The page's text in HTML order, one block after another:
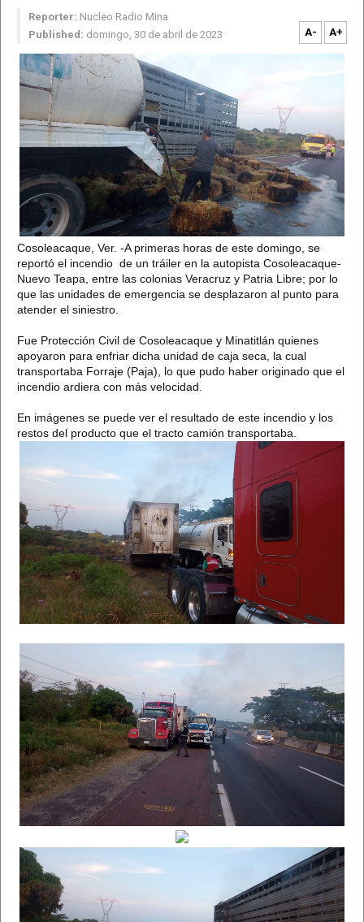
Reporter: Nucleo Radio Mina
Published: domingo, 30 de abril de 2023 A- A+
Cosoleacaque, Ver. -A primeras horas de este domingo, se
reportó el incendio de un tráiler en la autopista Cosoleacaque-
Nuevo Teapa, entre las colonias Veracruz y Patria Libre; por lo
que las unidades de emergencia se desplazaron al punto para
atender el siniestro.
Fue Protección Civil de Cosoleacaque y Minatitlán quienes
apoyaron para enfriar dicha unidad de caja seca, la cual
transportaba Forraje (Paja), lo que pudo haber originado que el
incendio ardiera con más velocidad.
En imágenes se puede ver el resultado de este incendio y los
restos del producto que el tracto camión transportaba.